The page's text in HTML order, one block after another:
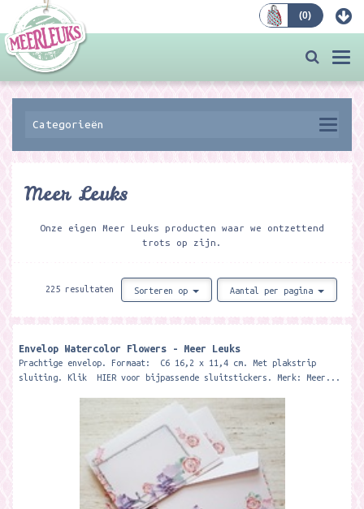
(0)
Categorieën
Meer Leuks
Onze eigen Meer Leuks producten waar we ontzettend
trots op zijn.
225 resultaten Sorteren op Aantal per pagina
Envelop Watercolor Flowers - Meer Leuks
Prachtige envelop. Formaat: C6 16,2 x 11,4 cm. Met plakstrip
sluiting. Klik HIER voor bijpassende sluitstickers. Merk: Meer...